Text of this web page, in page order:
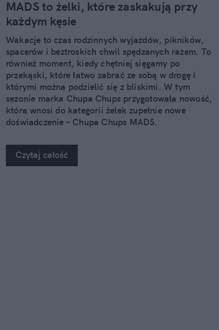
MADS to żelki, które zaskakują przy
każdym kęsie
Wakacje to czas rodzinnych wyjazdów, pikników,
spacerów i beztroskich chwil spędzanych razem. To
również moment, kiedy chętniej sięgamy po
przekąski, które łatwo zabrać ze sobą w drogę i
którymi można podzielić się z bliskimi. W tym
sezonie marka Chupa Chups przygotowała nowość,
która wnosi do kategorii żelek zupełnie nowe
doświadczenie – Chupa Chups MADS.
Czytaj całość